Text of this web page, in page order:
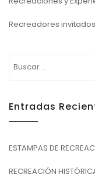
Recreadores invitados
Buscar:
Entradas
ESTAMPAS DE
RECREACIÓN